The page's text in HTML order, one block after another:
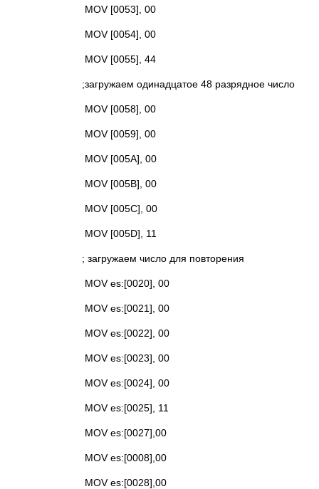
MOV [0053], 00
MOV [0054], 00
MOV [0055], 44
;загружаем одинадцатое 48 разрядное число
MOV [0058], 00
MOV [0059], 00
MOV [005A], 00
MOV [005B], 00
MOV [005C], 00
MOV [005D], 11
; загружаем число для повторения
MOV es:[0020], 00
MOV es:[0021], 00
MOV es:[0022], 00
MOV es:[0023], 00
MOV es:[0024], 00
MOV es:[0025], 11
MOV es:[0027],00
MOV es:[0008],00
MOV es:[0028],00